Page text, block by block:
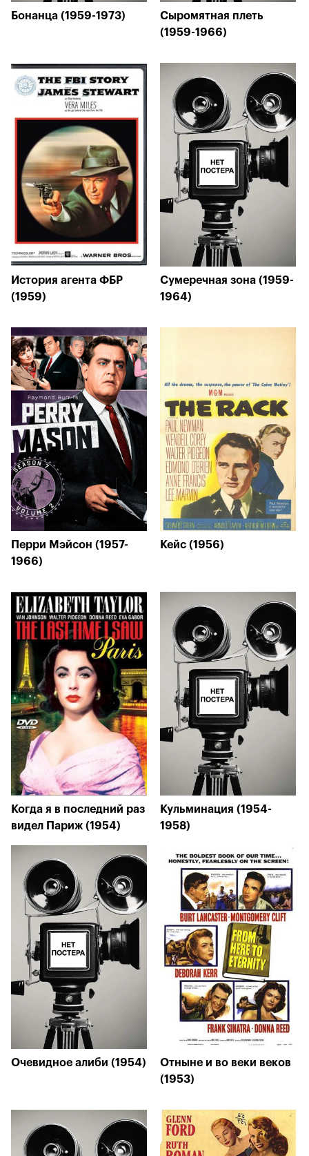
Бонанца (1959-1973)
Сыромятная плеть
(1959-1966)
История агента ФБР
(1959)
Сумеречная зона (1959-
1964)
Перри Мэйсон (1957-
1966)
Кейс (1956)
Когда я в последний раз
видел Париж (1954)
Кульминация (1954-
1958)
Очевидное алиби (1954)
Отныне и во веки веков
(1953)